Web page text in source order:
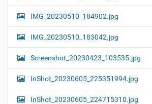
IMG_20230510_184902.jpg
IMG_20230510_183042.jpg
Screenshot_20230423_103535.jpg
InShot_20230605_225351994.jpg
InShot_20230605_224715310.jpg